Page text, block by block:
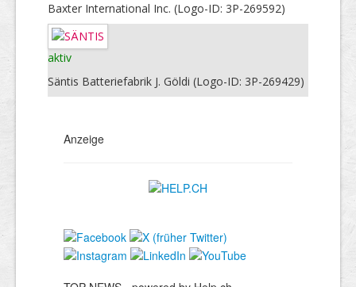
Baxter International Inc. (Logo-ID: 3P-269592)
aktiv
Säntis Batteriefabrik J. Göldi (Logo-ID: 3P-269429)